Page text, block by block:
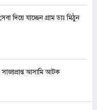
দিয়ে যাচ্ছেন গ্রাম ডাঃ মিঠুন
সাজাপ্রাপ্ত আসামি আটক